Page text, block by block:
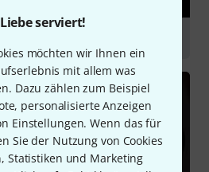
serviert!
möchten wir Ihnen ein
mit allem was
Dazu zählen zum Beispiel
personalisierte Anzeigen
Einstellungen. Wenn das für
Sie der Nutzung von Cookies
Statistiken und Marketing